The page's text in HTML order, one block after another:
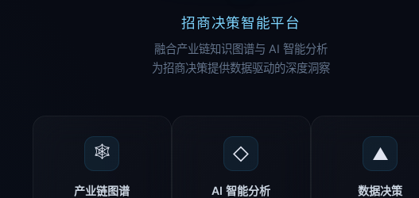
招商决策智能平台
融合产业链知识图谱与 AI 智能分析
为招商决策提供数据驱动的深度洞察
🕸
产业链图谱
◇
AI 智能分析
▲
数据决策